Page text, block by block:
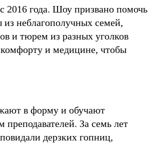
2016 года. Шоу призвано помочь
неблагополучных семей,
и тюрем из разных уголков
и медицине, чтобы
в форму и обучают
За семь лет
дерзких гопниц,